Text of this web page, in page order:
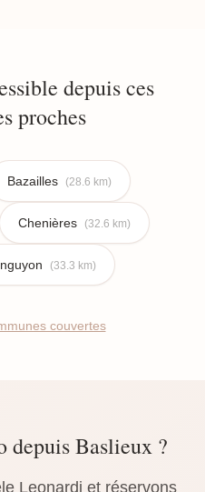
depuis ces
proches
Bazailles (28.6 km)
Chenières (32.6 km)
(33.3 km)
couvertes
depuis Baslieux ?
Leonardi et réservons